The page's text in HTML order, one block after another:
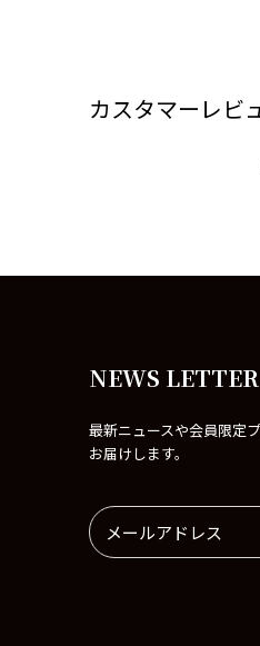
カスタマーレビ
NEWS LETTER
最新ニュースや会員限定
お届けします。